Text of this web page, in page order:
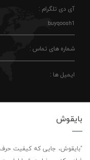
آی دی تلگرام :
buyqoosh1
شماره های تماس :
ایمیل ها :
بایقوش
"بایقوش، جایی که کیفیت حرف